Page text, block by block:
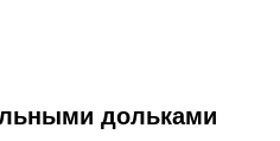
дольками